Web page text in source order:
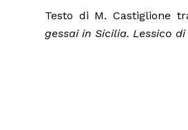
Testo di M. Castiglione
gessai in Sicilia. Lessico